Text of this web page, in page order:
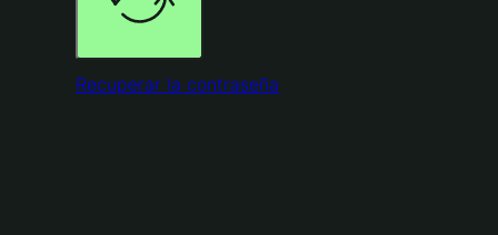
Recuperar la contraseña